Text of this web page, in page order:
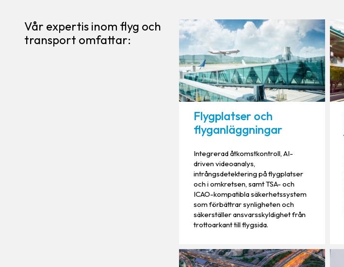
Vår expertis inom flyg och
transport omfattar:
Flygplatser och
flyganläggningar
Integrerad åtkomstkontroll, AI-
driven videoanalys,
intrångsdetektering på flygplatser
och i omkretsen, samt TSA- och
ICAO-kompatibla säkerhetssystem
som förbättrar synligheten och
säkerställer ansvarsskyldighet från
trottoarkant till flygsida.